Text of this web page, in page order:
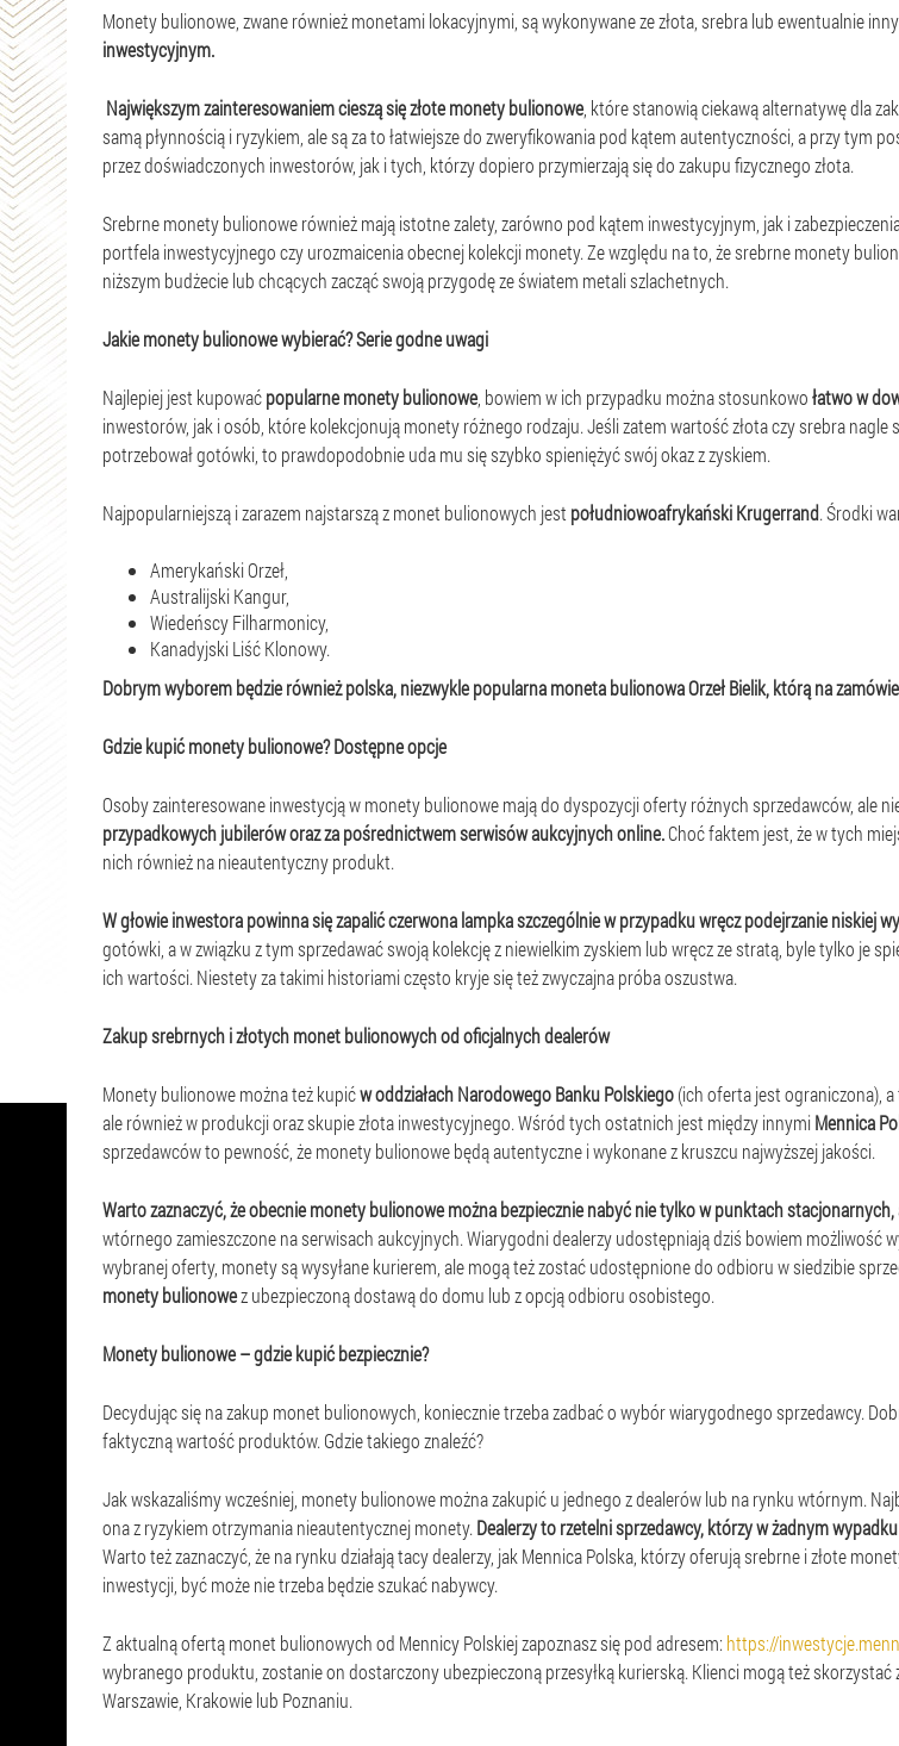
Monety bulionowe, zwane również monetami lokacyjnymi, są wykonywane ze złota, srebra lub ewentualnie
inwestycyjnym.
Największym zainteresowaniem cieszą się złote monety bulionowe , które stanowią ciekawą alternatywę dla
samą płynnością i ryzykiem, ale są za to łatwiejsze do zweryfikowania pod kątem autentyczności, a przy tym
przez doświadczonych inwestorów, jak i tych, którzy dopiero przymierzają się do zakupu fizycznego złota.
Srebrne monety bulionowe również mają istotne zalety, zarówno pod kątem inwestycyjnym, jak i
portfela inwestycyjnego czy urozmaicenia obecnej kolekcji monety. Ze względu na to, że srebrne monety
niższym budżecie lub chcących zacząć swoją przygodę ze światem metali szlachetnych.
Jakie monety bulionowe wybierać? Serie godne uwagi
Najlepiej jest kupowaćpopularne monety bulionowe , bowiem w ich przypadku można stosunkowołatwo w
inwestorów, jak i osób, które kolekcjonują monety różnego rodzaju. Jeśli zatem wartość złota czy srebra
potrzebował gotówki, to prawdopodobnie uda mu się szybko spieniężyć swój okaz z zyskiem.
Najpopularniejszą i zarazem najstarszą z monet bulionowych jest południowoafrykański Krugerrand. Środki
Amerykański Orzeł,
Australijski Kangur,
Wiedeńscy Filharmonicy,
Kanadyjski Liść Klonowy.
Dobrym wyborem będzie również polska, niezwykle popularna moneta bulionowa Orzeł Bielik, którą na
Gdzie kupić monety bulionowe? Dostępne opcje
Osoby zainteresowane inwestycją w monety bulionowe mają do dyspozycji oferty różnych sprzedawców, ale
przypadkowych jubilerów oraz za pośrednictwem serwisów aukcyjnych online.Choć faktem jest, że w tych
nich również na nieautentyczny produkt.
W głowie inwestora powinna się zapalić czerwona lampka szczególnie w przypadku wręcz podejrzanie niskiej
gotówki, a w związku z tym sprzedawać swoją kolekcję z niewielkim zyskiem lub wręcz ze stratą, byle tylko je
ich wartości. Niestety za takimi historiami często kryje się też zwyczajna próba oszustwa.
Zakup srebrnych i złotych monet bulionowych od oficjalnych dealerów
Monety bulionowe można też kupićw oddziałach Narodowego Banku Polskiego(ich oferta jest ograniczona),
ale również w produkcji oraz skupie złota inwestycyjnego. Wśród tych ostatnich jest między innymi Mennica
sprzedawców to pewność, że monety bulionowe będą autentyczne i wykonane z kruszcu najwyższej jakości.
Warto zaznaczyć, że obecnie monety bulionowe można bezpiecznie nabyć nie tylko w punktach
wtórnego zamieszczone na serwisach aukcyjnych. Wiarygodni dealerzy udostępniają dziś bowiem
wybranej oferty, monety są wysyłane kurierem, ale mogą też zostać udostępnione do odbioru w siedzibie
monety bulionowez ubezpieczoną dostawą do domu lub z opcją odbioru osobistego.
Monety bulionowe – gdzie kupić bezpiecznie?
Decydując się na zakup monet bulionowych, koniecznie trzeba zadbać o wybór wiarygodnego sprzedawcy.
faktyczną wartość produktów. Gdzie takiego znaleźć?
Jak wskazaliśmy wcześniej, monety bulionowe można zakupić u jednego z dealerów lub na rynku wtórnym.
ona z ryzykiem otrzymania nieautentycznej monety. Dealerzy to rzetelni sprzedawcy, którzy w żadnym
Warto też zaznaczyć, że na rynku działają tacy dealerzy, jak Mennica Polska, którzy oferują srebrne i złote
inwestycji, być może nie trzeba będzie szukać nabywcy.
Z aktualną ofertą monet bulionowych od Mennicy Polskiej zapoznasz się pod adresem: https://
wybranego produktu, zostanie on dostarczony ubezpieczoną przesyłką kurierską. Klienci mogą też
Warszawie, Krakowie lub Poznaniu.